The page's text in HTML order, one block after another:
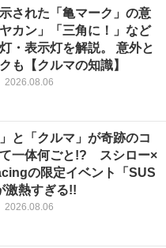
された「亀マーク」の意
カン」「三角に！」など
・表示灯を解説。 意外と
も【クルマの知識】
2026.08.06
」と「クルマ」が奇跡のコ
一体何ごと!? スシロー×
の限定イベント「SUS
激熱すぎる!!
2026.08.06